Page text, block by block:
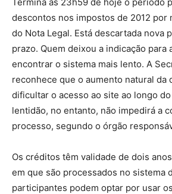
descontos nos impostos de 2012 por
do Nota Legal. Está descartada nova
prazo. Quem deixou a indicação para
encontrar o sistema mais lento. A
reconhece que o aumento natural da
dificultar o acesso ao site ao longo
lentidão, no entanto, não impedirá a
processo, segundo o órgão
Os créditos têm validade de dois
em que são processados no sistema
participantes podem optar por usar